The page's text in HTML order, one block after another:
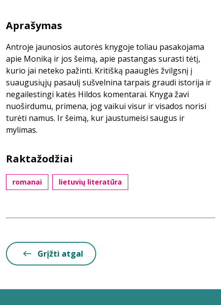
Aprašymas
Antroje jaunosios autorės knygoje toliau pasakojama
apie Moniką ir jos šeimą, apie pastangas surasti tėtį,
kurio jai neteko pažinti. Kritišką paauglės žvilgsnį į
suaugusiųjų pasaulį sušvelnina tarpais graudi istorija ir
negailestingi katės Hildos komentarai. Knyga žavi
nuoširdumu, primena, jog vaikui visur ir visados norisi
turėti namus. Ir šeimą, kur jaustumeisi saugus ir
mylimas.
Raktažodžiai
romanai lietuvių literatūra
Grįžti atgal